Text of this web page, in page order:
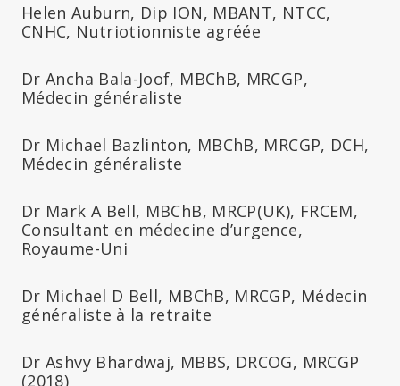
Helen Auburn, Dip ION, MBANT, NTCC,
CNHC, Nutriotionniste agréée
Dr Ancha Bala-Joof, MBChB, MRCGP,
Médecin généraliste
Dr Michael Bazlinton, MBChB, MRCGP, DCH,
Médecin généraliste
Dr Mark A Bell, MBChB, MRCP(UK), FRCEM,
Consultant en médecine d’urgence,
Royaume-Uni
Dr Michael D Bell, MBChB, MRCGP, Médecin
généraliste à la retraite
Dr Ashvy Bhardwaj, MBBS, DRCOG, MRCGP
(2018)